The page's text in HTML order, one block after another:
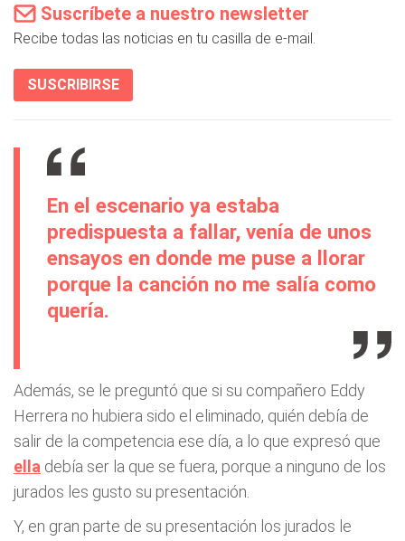
Suscríbete a nuestro newsletter
Recibe todas las noticias en tu casilla de e-mail.
SUSCRIBIRSE
En el escenario ya estaba
predispuesta a fallar, venía de unos
ensayos en donde me puse a llorar
porque la canción no me salía como
quería.
Además, se le preguntó que si su compañero Eddy
Herrera no hubiera sido el eliminado, quién debía de
salir de la competencia ese día, a lo que expresó que
ella debía ser la que se fuera, porque a ninguno de los
jurados les gusto su presentación.
Y, en gran parte de su presentación los jurados le